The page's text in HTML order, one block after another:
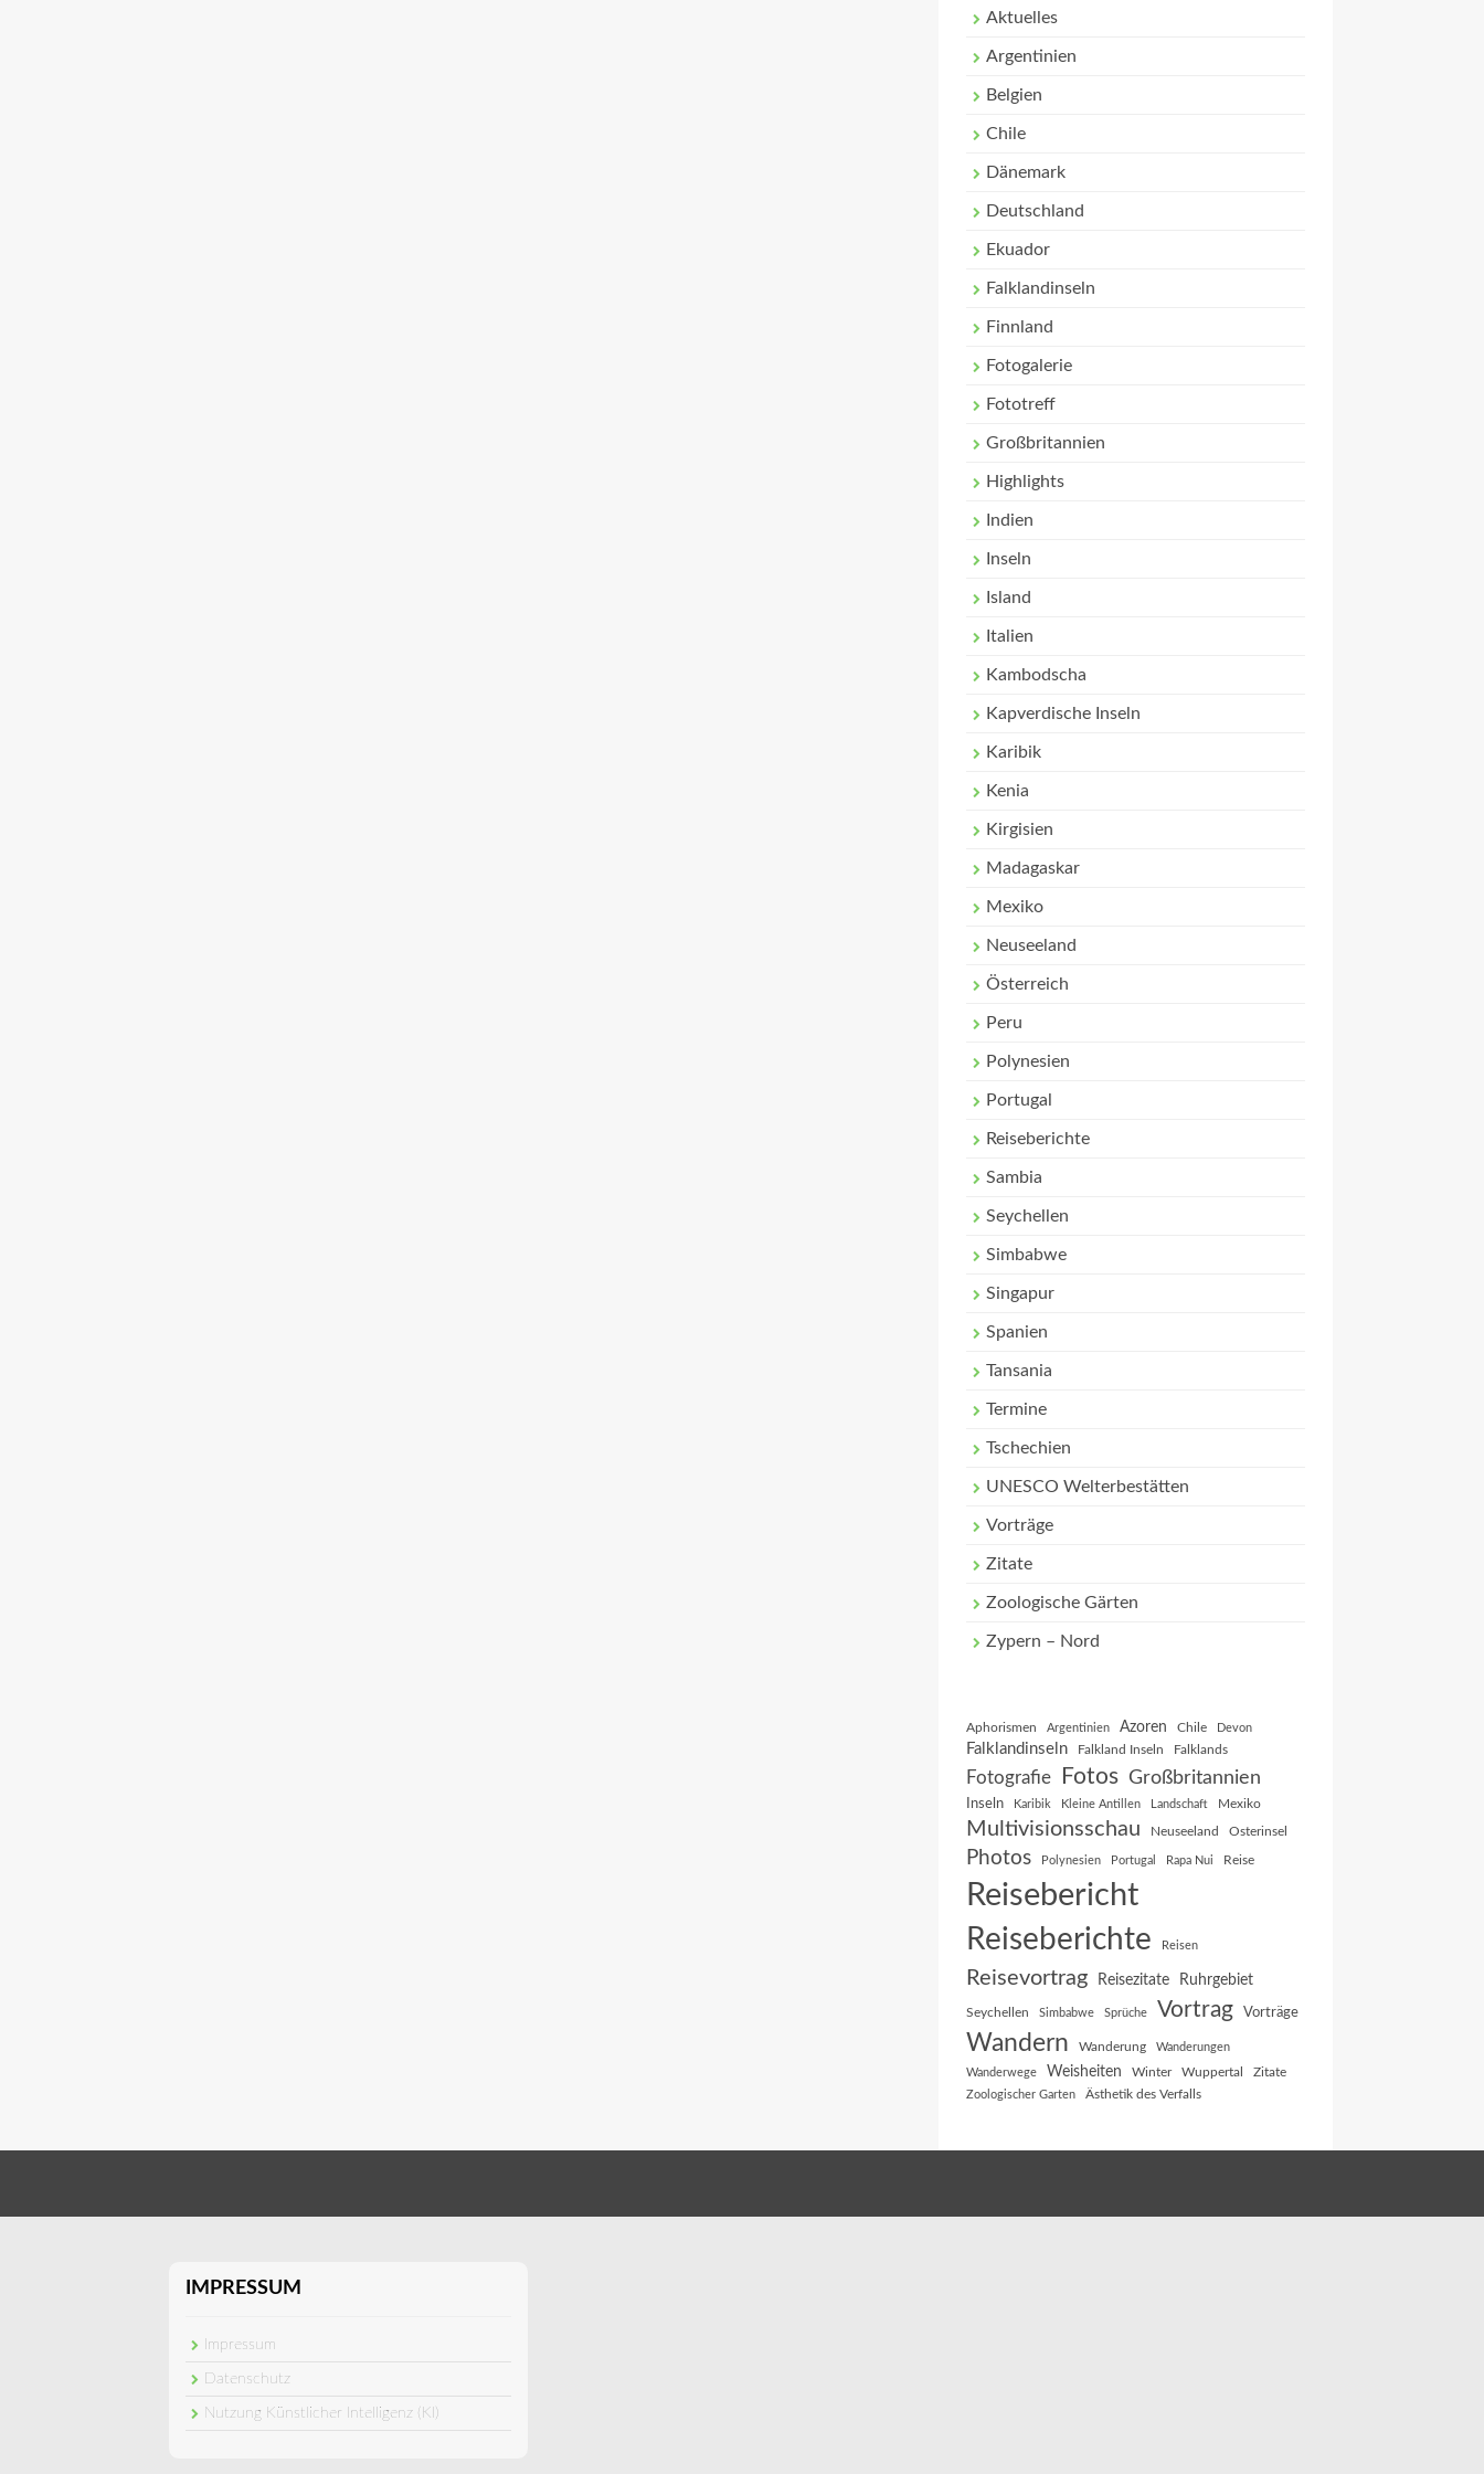
Aktuelles
Argentinien
Belgien
Chile
Dänemark
Deutschland
Ekuador
Falklandinseln
Finnland
Fotogalerie
Fototreff
Großbritannien
Highlights
Indien
Inseln
Island
Italien
Kambodscha
Kapverdische Inseln
Karibik
Kenia
Kirgisien
Madagaskar
Mexiko
Neuseeland
Österreich
Peru
Polynesien
Portugal
Reiseberichte
Sambia
Seychellen
Simbabwe
Singapur
Spanien
Tansania
Termine
Tschechien
UNESCO Welterbestätten
Vorträge
Zitate
Zoologische Gärten
Zypern – Nord
Aphorismen Argentinien Azoren Chile Devon
Falklandinseln Falkland Inseln Falklands
Fotografie Fotos Großbritannien
Inseln Karibik Kleine Antillen Landschaft Mexiko
Multivisionsschau Neuseeland Osterinsel
Photos Polynesien Portugal Rapa Nui Reise
Reisebericht
Reiseberichte Reisen
Reisevortrag Reisezitate Ruhrgebiet
Seychellen Simbabwe Sprüche Vortrag Vorträge
Wandern Wanderung Wanderungen
Wanderwege Weisheiten Winter Wuppertal Zitate
Zoologischer Garten Ästhetik des Verfalls
IMPRESSUM
Impressum
Datenschutz
Nutzung Künstlicher Intelligenz (KI)